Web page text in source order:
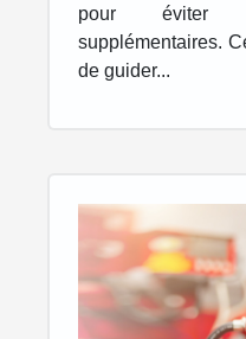
pour éviter
supplémentaires.
de guider...